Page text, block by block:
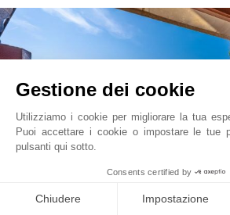
Gestione dei cookie
Utilizziamo i cookie per migliorare la tua
Puoi accettare i cookie o impostare le tue
pulsanti qui sotto.
Consents certified by
Chiudere Impostazione